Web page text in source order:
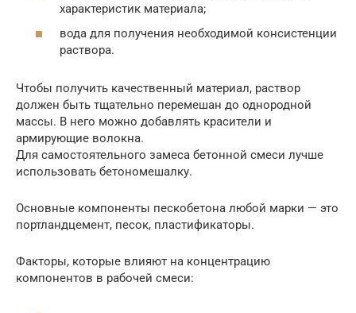
характеристик материала;
вода для получения необходимой консистенции
раствора.
Чтобы получить качественный материал, раствор
должен быть тщательно перемешан до однородной
массы. В него можно добавлять красители и
армирующие волокна.
Для самостоятельного замеса бетонной смеси лучше
использовать бетономешалку.
Основные компоненты пескобетона любой марки — это
портландцемент, песок, пластификаторы.
Факторы, которые влияют на концентрацию
компонентов в рабочей смеси: